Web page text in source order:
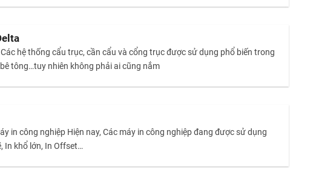
hệ thống cẩu trục, cần cẩu và cổng trục được sử dụng phổ biến trong
tông…tuy nhiên không phải ai cũng nắm
in công nghiệp Hiện nay, Các máy in công nghiệp đang được sử dụng
In khổ lớn, In Offset…